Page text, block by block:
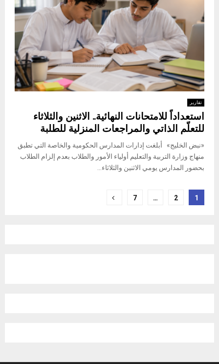
تقارير
استعداداً للامتحانات النهائية.. الاثنين والثلاثاء
للتعلّم الذاتي والمراجعات المنزلية للطلبة
«نبض الخليج» أبلغت إدارات المدارس الحكومية والخاصة التي تطبق
منهاج وزارة التربية والتعليم أولياء الأمور والطلاب بعدم إلزام الطلاب
بحضور المدارس يومي الاثنين والثلاثاء...
Posts
1
2
…
7